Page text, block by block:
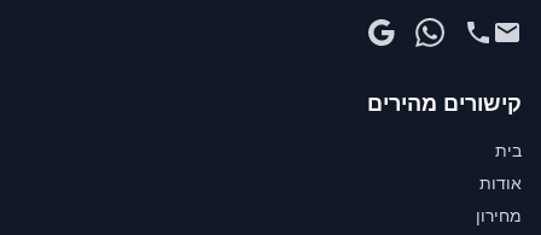
קישורים מהירים
בית
אודות
מחירון